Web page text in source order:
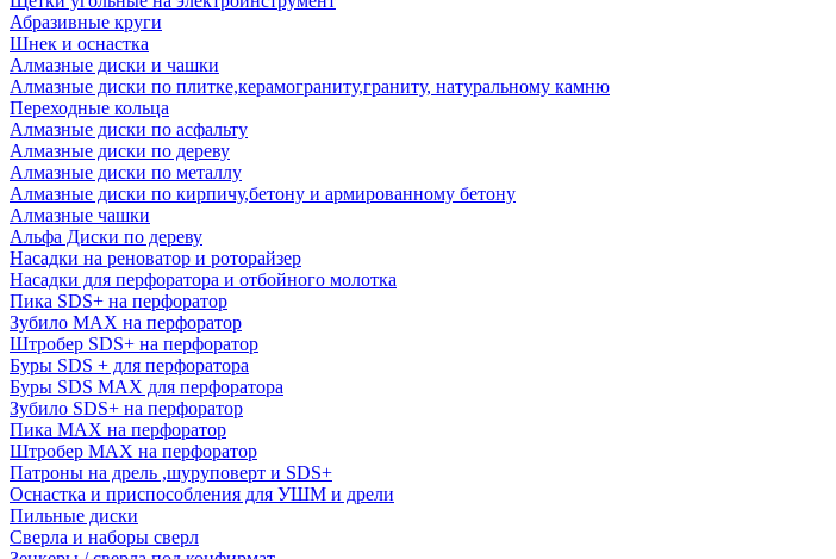
Абразивные круги
Шнек и оснастка
Алмазные диски и чашки
Алмазные диски по плитке,керамограниту,граниту, натуральному камню
Переходные кольца
Алмазные диски по асфальту
Алмазные диски по дереву
Алмазные диски по металлу
Алмазные диски по кирпичу,бетону и армированному бетону
Алмазные чашки
Альфа Диски по дереву
Насадки на реноватор и роторайзер
Насадки для перфоратора и отбойного молотка
Пика SDS+ на перфоратор
Зубило MAX на перфоратор
Штробер SDS+ на перфоратор
Буры SDS + для перфоратора
Буры SDS MAX для перфоратора
Зубило SDS+ на перфоратор
Пика MAX на перфоратор
Штробер MAX на перфоратор
Патроны на дрель ,шуруповерт и SDS+
Оснастка и приспособления для УШМ и дрели
Пильные диски
Сверла и наборы сверл